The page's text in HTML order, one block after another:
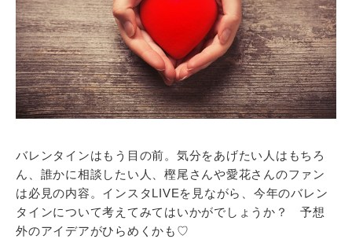
バレンタインはもう目の前。気分をあげたい人はもちろ
ん、誰かに相談したい人、樫尾さんや愛花さんのファン
は必見の内容。インスタLIVEを見ながら、今年のバレン
タインについて考えてみてはいかがでしょうか？ 予想
外のアイデアがひらめくかも♡